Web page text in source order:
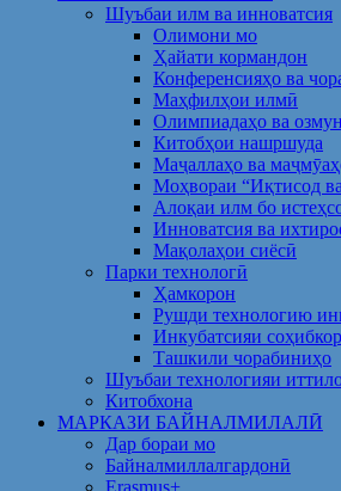
Шуъбаи илм ва инноватсия
Олимони мо
Ҳайати кормандон
Конференсияҳо ва
Маҳфилҳои илмӣ
Олимпиадаҳо ва
Китобҳои нашршуда
Маҷаллаҳо ва
Моҳвораи “Иқтисод
Алоқаи илм бо
Инноватсия ва
Мақолаҳои сиёсӣ
Парки технологӣ
Ҳамкорон
Рушди технологию
Инкубатсияи
Ташкили чорабиниҳо
Шуъбаи технологияи
Китобхона
МАРКАЗИ БАЙНАЛМИЛАЛӢ
Дар бораи мо
Байналмиллалгардонӣ
Erasmus+